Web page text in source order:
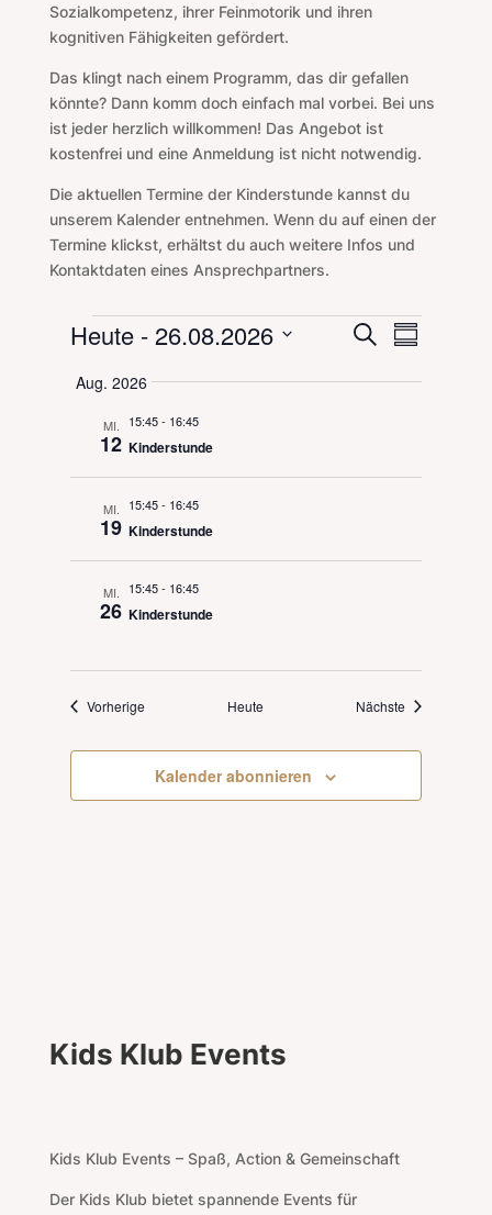
Sozialkompetenz, ihrer Feinmotorik und ihren
kognitiven Fähigkeiten gefördert.
Das klingt nach einem Programm, das dir gefallen
könnte? Dann komm doch einfach mal vorbei. Bei uns
ist jeder herzlich willkommen! Das Angebot ist
kostenfrei und eine Anmeldung ist nicht notwendig.
Die aktuellen Termine der Kinderstunde kannst du
unserem Kalender entnehmen. Wenn du auf einen der
Termine klickst, erhältst du auch weitere Infos und
Kontaktdaten eines Ansprechpartners.
Veranstaltungen
und
Suche
Heute - 26.08.2026
auswählen.
Aug. 2026
MI.
12
15:45- 16:45
Kinderstunde
MI.
19
15:45- 16:45
Kinderstunde
MI.
26
15:45- 16:45
Kinderstunde
Vorherige VeranstaltungenHeute Nächste
Kalender abonnieren
Kids Klub Events
Kids Klub Events – Spaß, Action & Gemeinschaft
Der Kids Klub bietet spannende Events für